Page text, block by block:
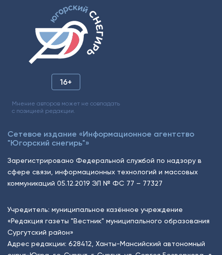
16+
Мнение авторов может не совпадать
с позицией редакции.
Сетевое издание «Информационное агентство
"Югорский снегирь"»
Зарегистрировано Федеральной службой по надзору в
сфере связи, информационных технологий и массовых
коммуникаций 05.12.2019 ЭЛ № ФС 77 – 77327
Учредитель: муниципальное казённое учреждение
«Редакция газеты "Вестник" муниципального образования
Сургутский район»
Адрес редакции: 628412, Ханты-Мансийский автономный